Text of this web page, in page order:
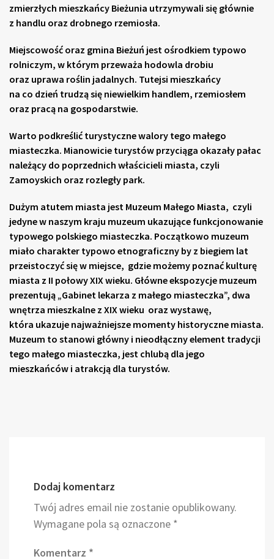
zmierzłych mieszkańcy Bieżunia utrzymywali się głównie
z handlu oraz drobnego rzemiosła.
Miejscowość oraz gmina Bieżuń jest ośrodkiem typowo
rolniczym, w którym przeważa hodowla drobiu
oraz uprawa roślin jadalnych. Tutejsi mieszkańcy
na co dzień trudzą się niewielkim handlem, rzemiosłem
oraz pracą na gospodarstwie.
Warto podkreślić turystyczne walory tego małego
miasteczka. Mianowicie turystów przyciąga okazały pałac
należący do poprzednich właścicieli miasta, czyli
Zamoyskich oraz rozległy park.
Dużym atutem miasta jest Muzeum Małego Miasta, czyli
jedyne w naszym kraju muzeum ukazujące funkcjonowanie
typowego polskiego miasteczka. Początkowo muzeum
miało charakter typowo etnograficzny by z biegiem lat
przeistoczyć się w miejsce, gdzie możemy poznać kulturę
miasta z II połowy XIX wieku. Główne ekspozycje muzeum
prezentują „Gabinet lekarza z małego miasteczka”, dwa
wnętrza mieszkalne z XIX wieku oraz wystawę,
która ukazuje najważniejsze momenty historyczne miasta.
Muzeum to stanowi główny i nieodłączny element tradycji
tego małego miasteczka, jest chlubą dla jego
mieszkańców i atrakcją dla turystów.
Dodaj komentarz
Twój adres email nie zostanie opublikowany.
Wymagane pola są oznaczone *
Komentarz *